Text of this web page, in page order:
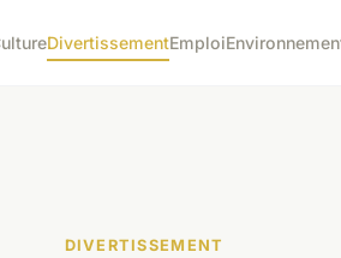
DivertissementEmploi
DIVERTISSEMENT